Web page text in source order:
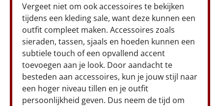
Vergeet niet om ook accessoires te bekijken
tijdens een kleding sale, want deze kunnen een
outfit compleet maken. Accessoires zoals
sieraden, tassen, sjaals en hoeden kunnen een
subtiele touch of een opvallend accent
toevoegen aan je look. Door aandacht te
besteden aan accessoires, kun je jouw stijl naar
een hoger niveau tillen en je outfit
persoonlijkheid geven. Dus neem de tijd om